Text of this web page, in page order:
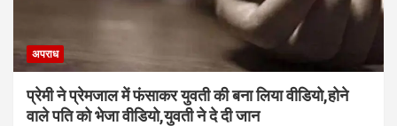
अपराध
प्रेमी ने प्रेमजाल में फंसाकर युवती की बना लिया वीडियो,होने
वाले पत‍ि को भेजा वीड‍ियो,युवती ने दे दी जान